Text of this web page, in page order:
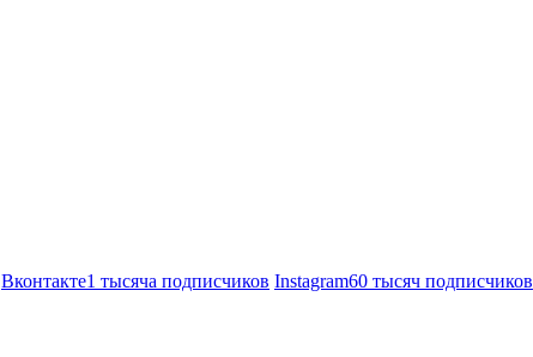
Вконтакте1 тысяча подписчиков Instagram60 тысяч подписчиков